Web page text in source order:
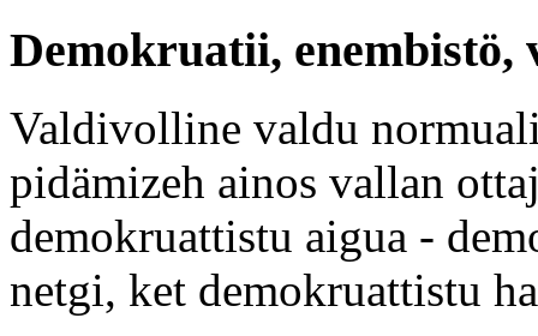
Demokruatii, enembistö,
Valdivolline valdu
pidämizeh ainos vallan
demokruattistu aigua -
netgi, ket demokruattistu